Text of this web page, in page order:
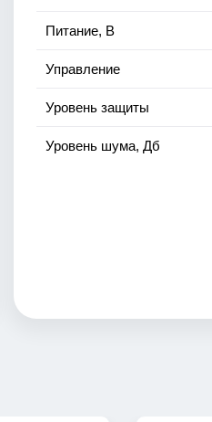
Питание, В
Управление
Уровень защиты
Уровень шума, Дб